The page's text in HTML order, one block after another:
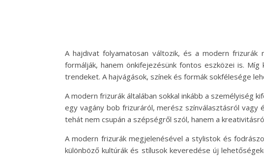
A hajdivat folyamatosan változik, és a modern
formálják, hanem önkifejezésünk fontos eszközei is.
trendeket. A hajvágások, színek és formák sokfélesége
A modern frizurák általában sokkal inkább a személyiség
egy vagány bob frizuráról, merész színválasztásról vagy
tehát nem csupán a szépségről szól, hanem a
A modern frizurák megjelenésével a stylistok és
különböző kultúrák és stílusok keveredése új